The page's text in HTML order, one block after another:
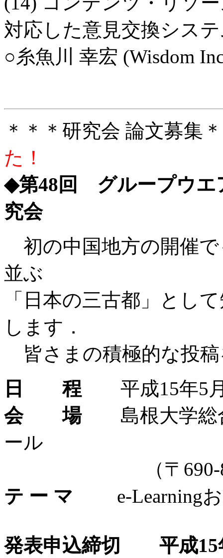
対応した意見交換シス
○糸魚川 幸宏 (Wisdom
＊＊＊研究会 論文
た！
◆第48回 グループウエ
究会
初の中国地方の開催
並ぶ
「日本の三古都」とし
します．
皆さまの積極的な投
日 程 平成15年5月
会 場島根大学総合
ール
（〒690-8504
テ ー マ e-Learningお
発表申込締切 平成15